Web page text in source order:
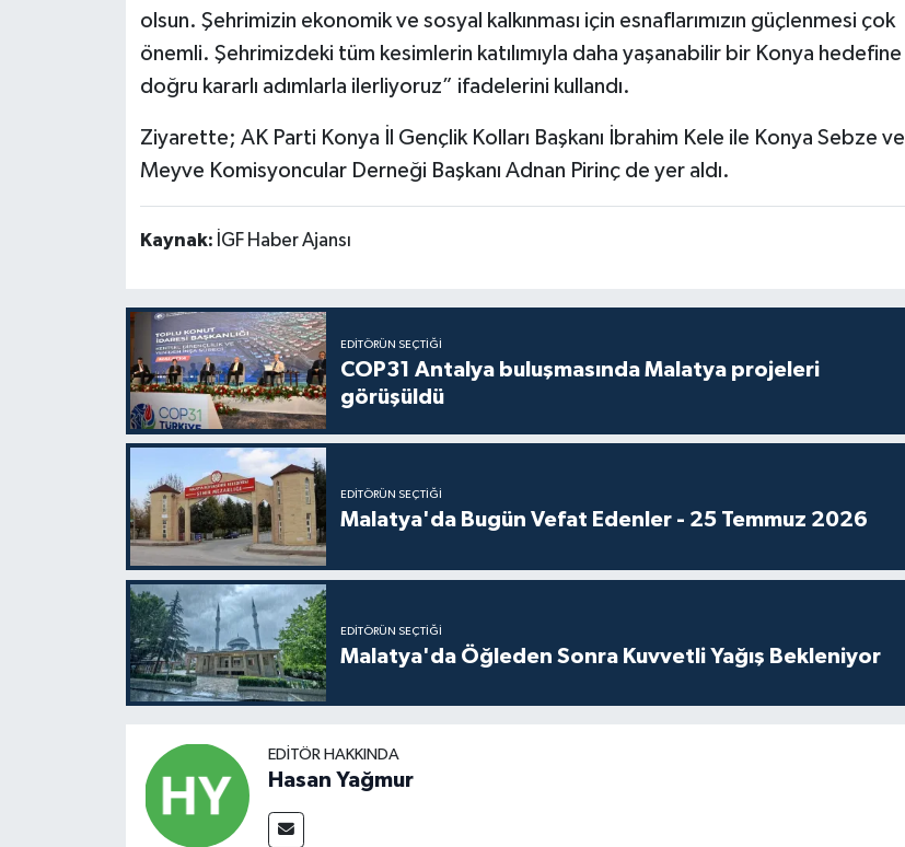
olsun. Şehrimizin ekonomik ve sosyal kalkınması için esnaflarımızın güçlenmesi çok
önemli. Şehrimizdeki tüm kesimlerin katılımıyla daha yaşanabilir bir Konya hedefine
doğru kararlı adımlarla ilerliyoruz” ifadelerini kullandı.
Ziyarette; AK Parti Konya İl Gençlik Kolları Başkanı İbrahim Kele ile Konya Sebze ve
Meyve Komisyoncular Derneği Başkanı Adnan Pirinç de yer aldı.
Kaynak: İGF Haber Ajansı
EDITÖRÜN SEÇTIĞI
COP31 Antalya buluşmasında Malatya projeleri
görüşüldü
EDITÖRÜN SEÇTIĞI
Malatya'da Bugün Vefat Edenler - 25 Temmuz 2026
EDITÖRÜN SEÇTIĞI
Malatya'da Öğleden Sonra Kuvvetli Yağış Bekleniyor
EDITÖR HAKKINDA
Hasan Yağmur